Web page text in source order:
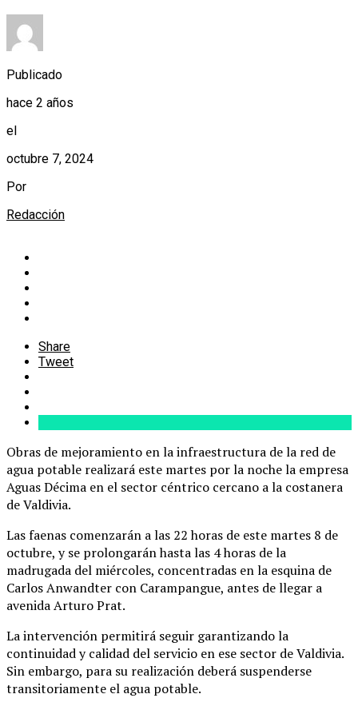
Publicado
hace 2 años
el
octubre 7, 2024
Por
Redacción
Share
Tweet
Obras de mejoramiento en la infraestructura de la red de
agua potable realizará este martes por la noche la empresa
Aguas Décima en el sector céntrico cercano a la costanera
de Valdivia.
Las faenas comenzarán a las 22 horas de este martes 8 de
octubre, y se prolongarán hasta las 4 horas de la
madrugada del miércoles, concentradas en la esquina de
Carlos Anwandter con Carampangue, antes de llegar a
avenida Arturo Prat.
La intervención permitirá seguir garantizando la
continuidad y calidad del servicio en ese sector de Valdivia.
Sin embargo, para su realización deberá suspenderse
transitoriamente el agua potable.